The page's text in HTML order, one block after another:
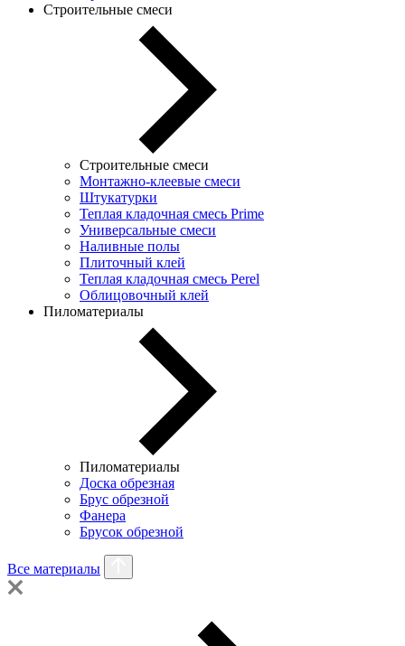
Строительные смеси
Строительные смеси
Монтажно-клеевые смеси
Штукатурки
Теплая кладочная смесь Prime
Универсальные смеси
Наливные полы
Плиточный клей
Теплая кладочная смесь Perel
Облицовочный клей
Пиломатериалы
Пиломатериалы
Доска обрезная
Брус обрезной
Фанера
Брусок обрезной
Все материалы